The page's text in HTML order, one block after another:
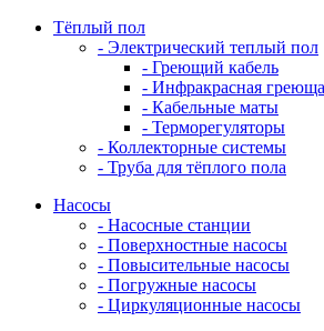
Тёплый пол
- Электрический теплый пол
- Греющий кабель
- Инфракрасная
- Кабельные маты
- Терморегуляторы
- Коллекторные системы
- Труба для тёплого пола
Насосы
- Насосные станции
- Поверхностные насосы
- Повысительные насосы
- Погружные насосы
- Циркуляционные насосы